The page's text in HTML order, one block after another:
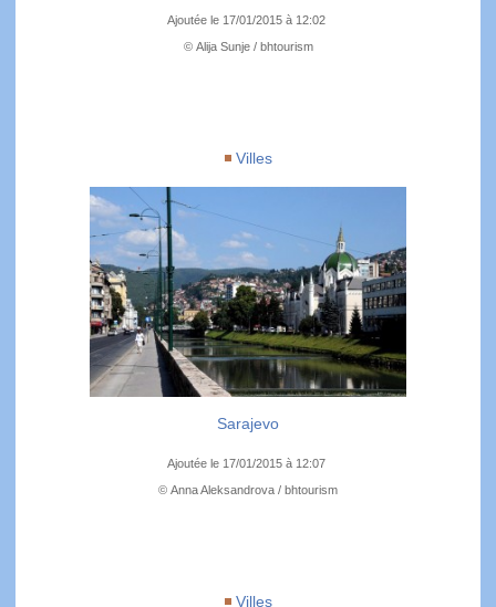
Ajoutée le 17/01/2015 à 12:02
© Alija Sunje / bhtourism
Villes
Sarajevo
Ajoutée le 17/01/2015 à 12:07
© Anna Aleksandrova / bhtourism
Villes